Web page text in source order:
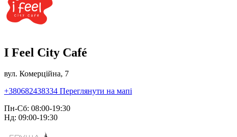
I Feel City Café
вул. Комерційна, 7
+380682438334 Переглянути на мапі
Пн-Сб: 08:00-19:30
Нд: 09:00-19:30